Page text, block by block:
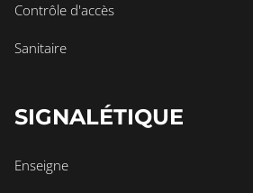
Contrôle d'accès
Sanitaire
SIGNALÉTIQUE
Enseigne